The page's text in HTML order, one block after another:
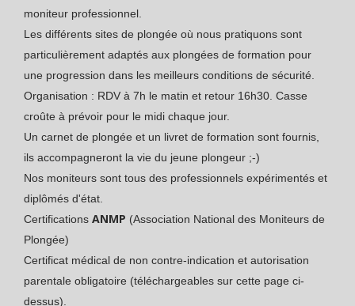
moniteur professionnel.
Les différents sites de plongée où nous pratiquons sont
particulièrement adaptés aux plongées de formation pour
une progression dans les meilleurs conditions de sécurité.
Organisation : RDV à 7h le matin et retour 16h30. Casse
croûte à prévoir pour le midi chaque jour.
Un carnet de plongée et un livret de formation sont fournis,
ils accompagneront la vie du jeune plongeur ;-)
Nos moniteurs sont tous des professionnels expérimentés et
diplômés d'état.
Certifications ANMP (Association National des Moniteurs de
Plongée)
Certificat médical de non contre-indication et autorisation
parentale obligatoire (téléchargeables sur cette page ci-
dessus).